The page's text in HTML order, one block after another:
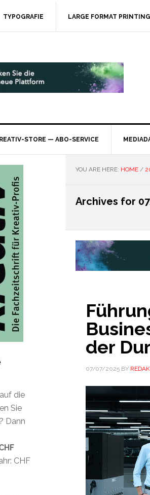
TYPOGRAFIE LARGE FORMAT PRINTING
STORE — ABO-SERVICE
YOU ARE HERE: HOME /
Archives for
der
07/07/2025BY
die
Sie
Dann
CHF